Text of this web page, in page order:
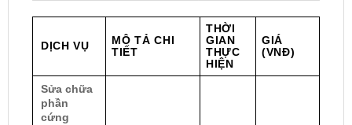
DỊCH VỤ
MÔ TẢ CHI
TIẾT
THỜI
GIAN
THỰC
HIỆN
GIÁ
(VNĐ)
Sửa chữa
phần
cứng